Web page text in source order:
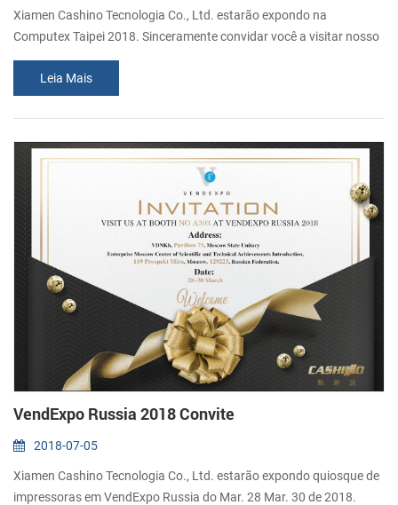
Xiamen Cashino Tecnologia Co., Ltd. estarão expondo na
Computex Taipei 2018. Sinceramente convidar você a visitar nosso
estande. Número Do Estande: K1120 Data: Junho De 5-9, 2018
Endereço: Taipei Nangang Exhibition Center, Sala 1, 1F
Leia Mais
VendExpo Russia 2018 Convite
2018-07-05
Xiamen Cashino Tecnologia Co., Ltd. estarão expondo quiosque de
impressoras em VendExpo Russia do Mar. 28 Mar. 30 de 2018.